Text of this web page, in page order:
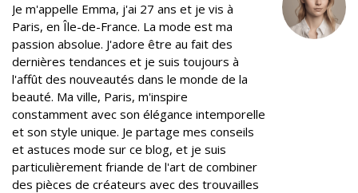
k
n
Je m'appelle Emma, j'ai 27 ans et je vis à
Paris, en Île-de-France. La mode est ma
passion absolue. J'adore être au fait des
dernières tendances et je suis toujours à
l'affût des nouveautés dans le monde de la
beauté. Ma ville, Paris, m'inspire
constamment avec son élégance intemporelle
et son style unique. Je partage mes conseils
et astuces mode sur ce blog, et je suis
particulièrement friande de l'art de combiner
des pièces de créateurs avec des trouvailles